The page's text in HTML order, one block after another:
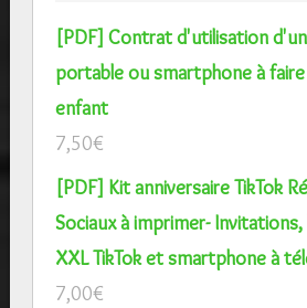
[PDF] Contrat d'utilisation
portable ou smartphone à
enfant
7,50€
[PDF] Kit anniversaire TikTok
Sociaux à imprimer-
XXL TikTok et smartphone à
7,00€